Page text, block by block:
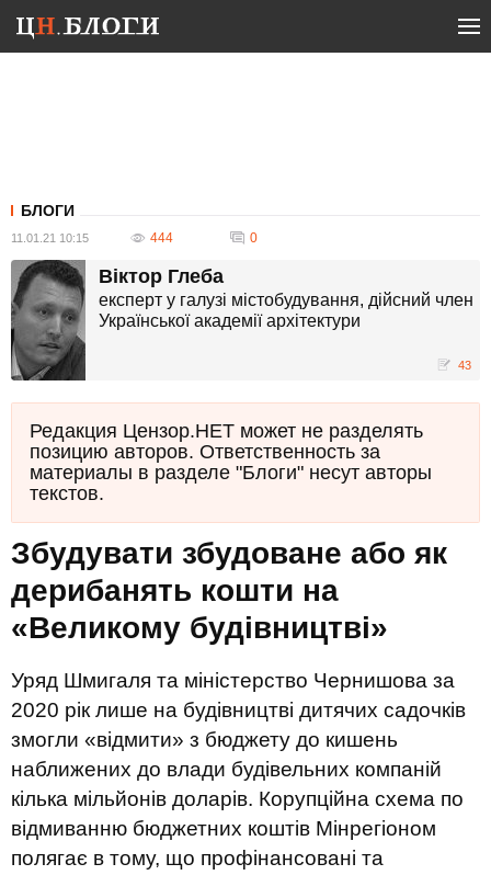
БЛОГИ
11.01.21 10:15 444 0
Віктор Глеба
експерт у галузі містобудування, дійсний член
Української академії архітектури
43
Редакция Цензор.НЕТ может не разделять
позицию авторов. Ответственность за
материалы в разделе "Блоги" несут авторы
текстов.
Збудувати збудоване або як
дерибанять кошти на
«Великому будівництві»
Уряд Шмигаля та міністерство Чернишова за
2020 рік лише на будівництві дитячих садочків
змогли «відмити» з бюджету до кишень
наближених до влади будівельних компаній
кілька мільйонів доларів. Корупційна схема по
відмиванню бюджетних коштів Мінрегіоном
полягає в тому, що профінансовані та